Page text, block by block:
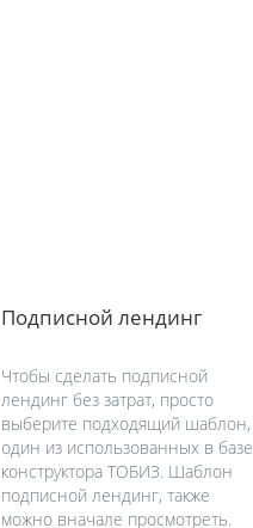
Подписной лендинг
Чтобы сделать подписной
лендинг без затрат, просто
выберите подходящий шаблон,
один из использованных в базе
конструктора ТОБИЗ. Шаблон
подписной лендинг, также
можно вначале просмотреть.